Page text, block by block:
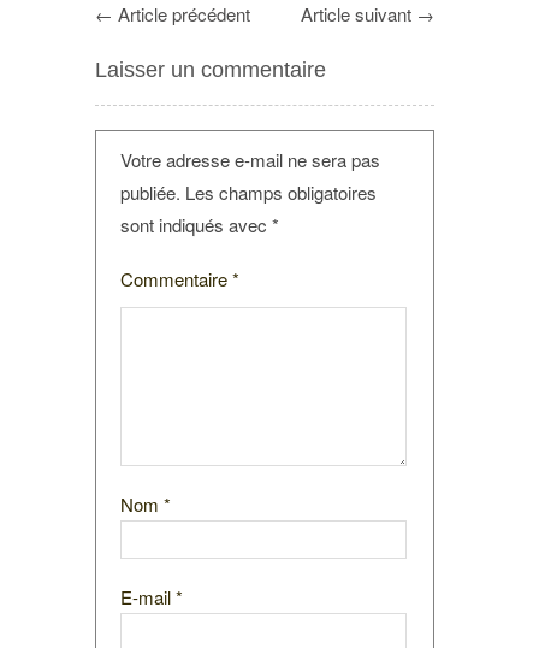
← Article précédent Article suivant →
Laisser un commentaire
Votre adresse e-mail ne sera pas
publiée. Les champs obligatoires
sont indiqués avec *
Commentaire*
Nom *
E-mail*